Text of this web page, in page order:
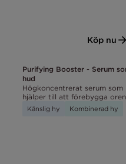
Köp nu
Purifying Booster - Serum
hud
Högkoncentrerat serum
hjälper till att förebygga
Känslig hy Kombinerad hy